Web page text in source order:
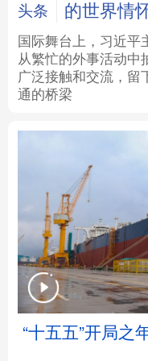
城市 旅游
彩票 娱
公益
地方频道
北京 天
辽宁 吉
浙江 安
头条
的世界情
国际舞台上，习近平
从繁忙的外事活动中
广泛接触和交流，留
通的桥梁
“十五五”开局之